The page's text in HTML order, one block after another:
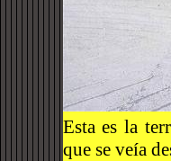
Esta es la
que se veía